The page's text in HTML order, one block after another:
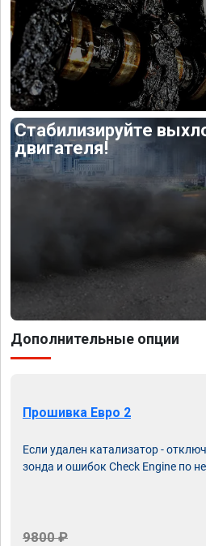
Стабилизируйте
двигателя!
Дополнительные опции
Прошивка Евро 2
Если удален катализатор -
зонда и ошибок Check Engine по
9800 ₽